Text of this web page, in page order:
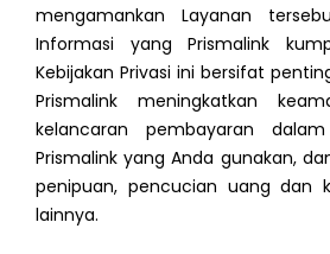
mengamankan Layanan
Informasi yang Prismalink
Kebijakan Privasi ini bersifat
Prismalink meningkatkan
kelancaran pembayaran
Prismalink yang Anda gunakan,
penipuan, pencucian uang dan
lainnya.